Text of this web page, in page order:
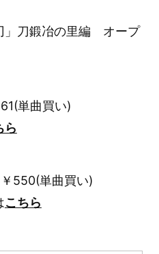
」刀鍛冶の里編 オープ
単曲買い)
ら
550(単曲買い)
こちら